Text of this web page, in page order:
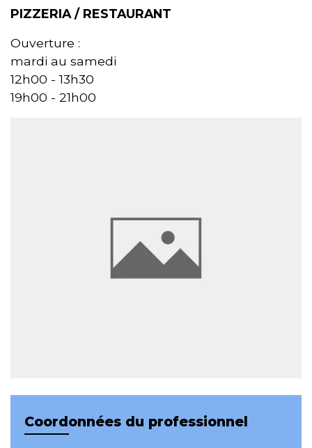
PIZZERIA / RESTAURANT
Ouverture :
mardi au samedi
12h00 - 13h30
19h00 - 21h00
Coordonnées du professionnel